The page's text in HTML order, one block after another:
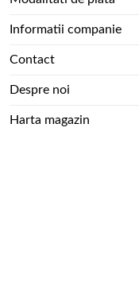
Informatii companie
Contact
Despre noi
Harta magazin